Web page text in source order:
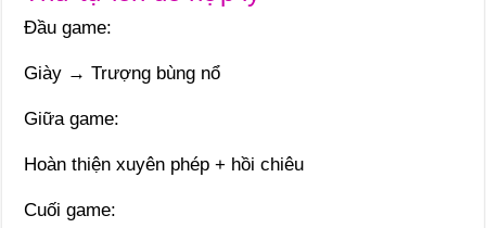
Đầu game:
Giày → Trượng bùng nổ
Giữa game:
Hoàn thiện xuyên phép + hồi chiêu
Cuối game: